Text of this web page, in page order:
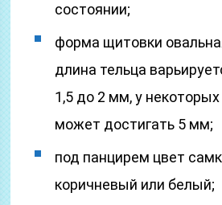
состоянии;
форма щитовки
длина тельца
1,5 до 2 мм, у
может достигать 5 мм;
под панцирем цвет
коричневый или белый;